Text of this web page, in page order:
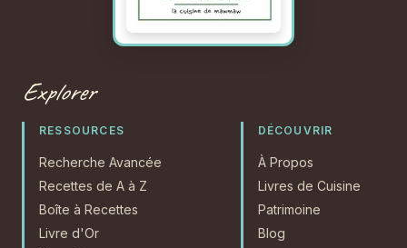
Explorer
RESSOURCES
Recherche Avancée
Recettes de A à Z
Boîte à Recettes
Livre d'Or
DÉCOUVRIR
À Propos
Livres de Cuisine
Patrimoine
Blog